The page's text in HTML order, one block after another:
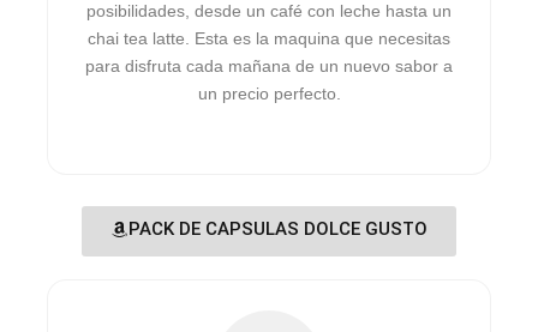
posibilidades, desde un café con leche hasta un
chai tea latte. Esta es la maquina que necesitas
para disfruta cada mañana de un nuevo sabor a
un precio perfecto.
PACK DE CAPSULAS DOLCE GUSTO